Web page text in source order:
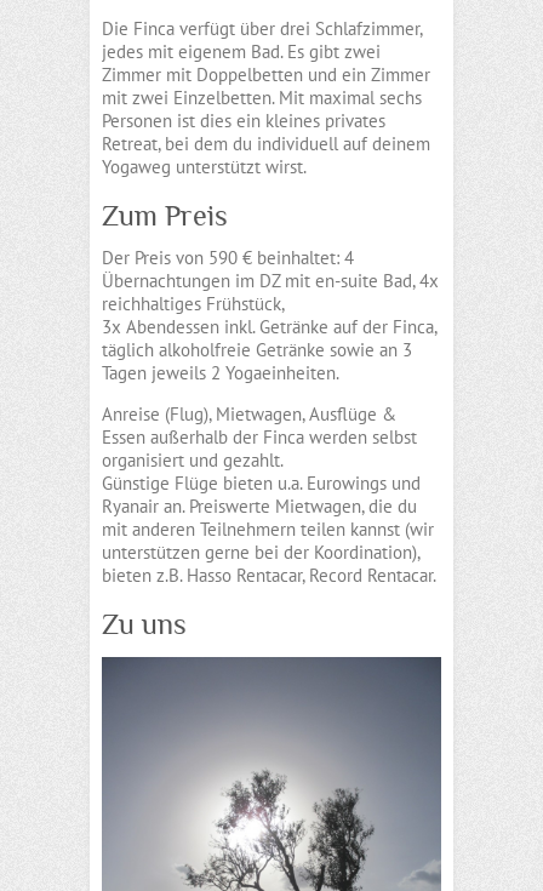
Die Finca verfügt über drei Schlafzimmer,
jedes mit eigenem Bad. Es gibt zwei
Zimmer mit Doppelbetten und ein Zimmer
mit zwei Einzelbetten. Mit maximal sechs
Personen ist dies ein kleines privates
Retreat, bei dem du individuell auf deinem
Yogaweg unterstützt wirst.
Zum Preis
Der Preis von 590 € beinhaltet: 4
Übernachtungen im DZ mit en-suite Bad, 4x
reichhaltiges Frühstück,
3x Abendessen inkl. Getränke auf der Finca,
täglich alkoholfreie Getränke sowie an 3
Tagen jeweils 2 Yogaeinheiten.
Anreise (Flug), Mietwagen, Ausflüge &
Essen außerhalb der Finca werden selbst
organisiert und gezahlt.
Günstige Flüge bieten u.a. Eurowings und
Ryanair an. Preiswerte Mietwagen, die du
mit anderen Teilnehmern teilen kannst (wir
unterstützen gerne bei der Koordination),
bieten z.B. Hasso Rentacar, Record Rentacar.
Zu uns